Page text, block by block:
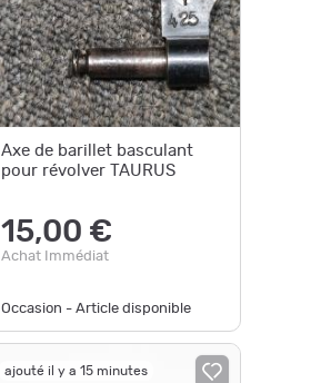
Axe de barillet basculant
pour révolver TAURUS
15,00 €
Achat Immédiat
Occasion - Article disponible
ajouté il y a 15 minutes